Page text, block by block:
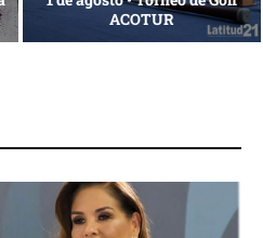
La esencia del servicio